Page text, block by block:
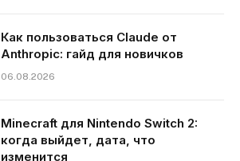
Как пользоваться Claude от
Anthropic: гайд для новичков
06.08.2026
Minecraft для Nintendo Switch 2:
когда выйдет, дата, что
изменится